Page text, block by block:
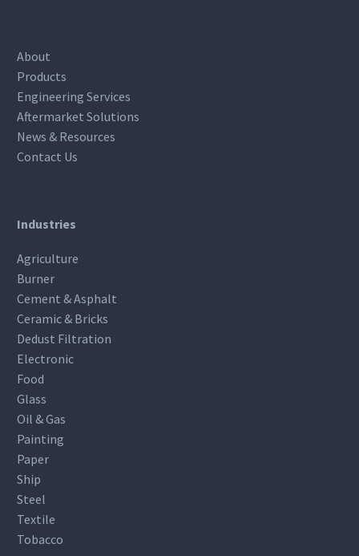
About
Products
Engineering Services
Aftermarket Solutions
News & Resources
Contact Us
Industries
Agriculture
Burner
Cement & Asphalt
Ceramic & Bricks
Dedust Filtration
Electronic
Food
Glass
Oil & Gas
Painting
Paper
Ship
Steel
Textile
Tobacco